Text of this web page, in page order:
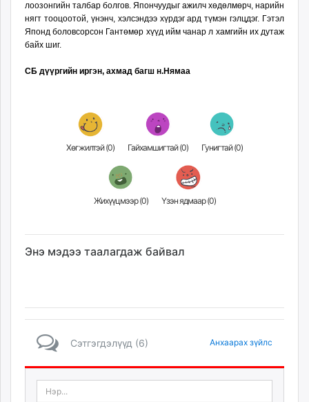
лоозонгийн талбар болгов. Япончуудыг ажилч хөдөлмөрч, нарийн
нягт тооцоотой, үнэнч, хэлсэндээ хүрдэг ард түмэн гэлцдэг. Гэтэл
Японд боловсорсон Гантөмөр хүүд ийм чанар л хамгийн их дутаж
байх шиг.
СБ дүүргийн иргэн, ахмад багш н.Нямаа
Хөгжилтэй (0) Гайхамшигтай (0) Гунигтай (0)
Жихүүцмээр (0) Үзэн ядмаар (0)
Энэ мэдээ таалагдаж байвал
Сэтгэгдэлүүд (6) Анхаарах зүйлс